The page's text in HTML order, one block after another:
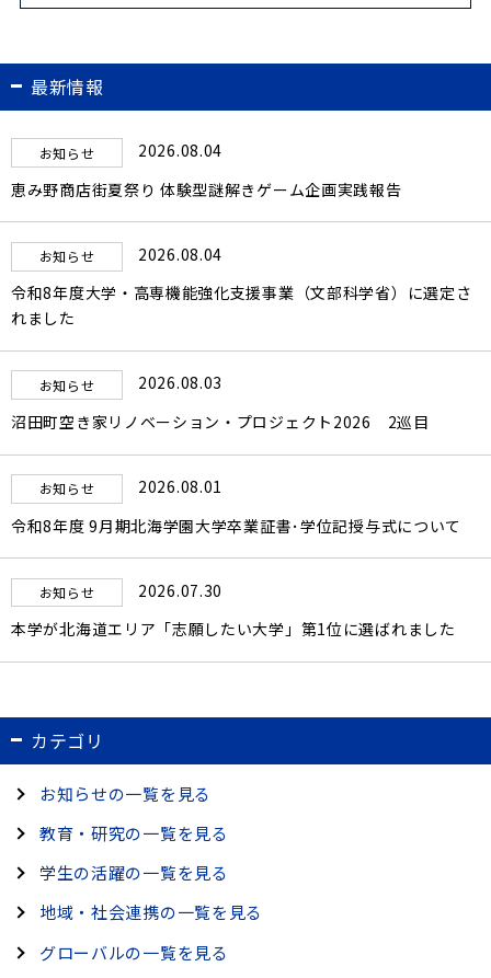
最新情報
お知らせ
2026.08.04
恵み野商店街夏祭り 体験型謎解きゲーム企画実践報告
お知らせ
2026.08.04
令和8年度大学・高専機能強化支援事業（文部科学省）に選定さ
れました
お知らせ
2026.08.03
沼田町空き家リノベーション・プロジェクト2026 2巡目
お知らせ
2026.08.01
令和8年度 9月期北海学園大学卒業証書･学位記授与式について
お知らせ
2026.07.30
本学が北海道エリア「志願したい大学」第1位に選ばれました
カテゴリ
お知らせの一覧を見る
教育・研究の一覧を見る
学生の活躍の一覧を見る
地域・社会連携の一覧を見る
グローバルの一覧を見る